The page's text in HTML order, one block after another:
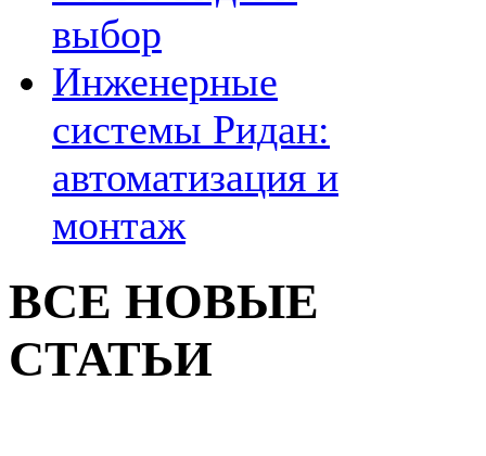
выбор
Инженерные
системы Ридан:
автоматизация и
монтаж
ВСЕ НОВЫЕ
СТАТЬИ